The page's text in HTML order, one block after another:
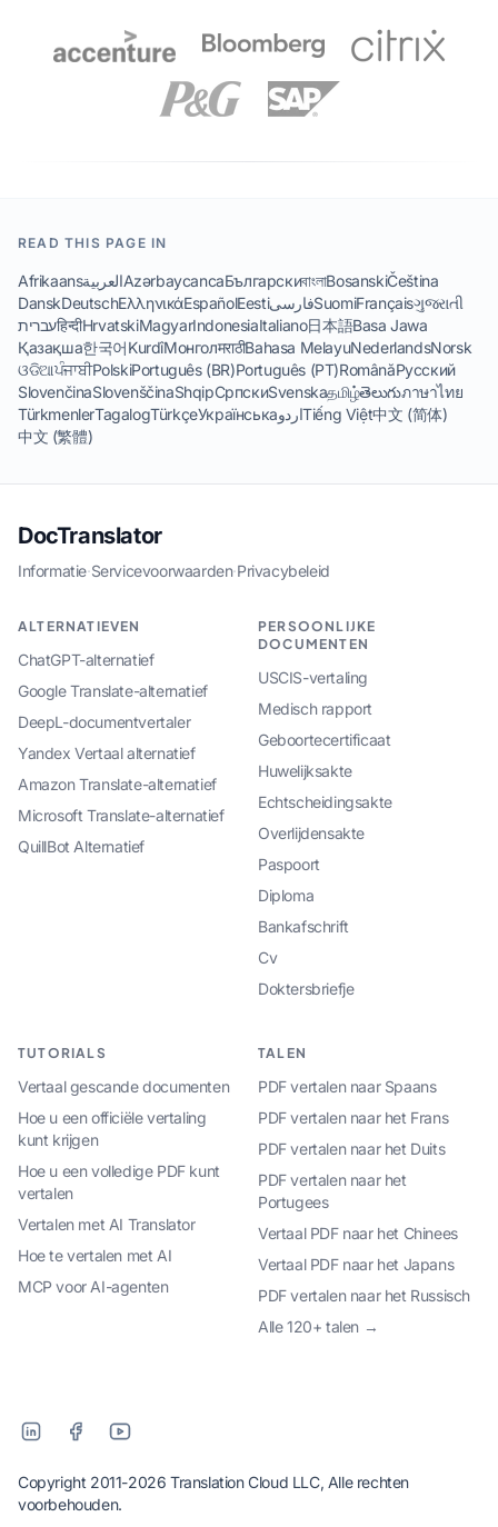
READ THIS PAGE IN
AfrikaansالعربيةAzərbaycancaБългарскиবাংলাBosanskiČeština
DanskDeutschΕλληνικάEspañolEestiفارسیSuomiFrançaisગુજરાતી
עבריתहिन्दीHrvatskiMagyarIndonesiaItaliano日本語Basa Jawa
Қазақша한국어KurdîМонголमराठीBahasa MelayuNederlandsNorsk
ଓଡିଆਪੰਜਾਬੀPolskiPortuguês (BR)Português (PT)RomânăРусский
SlovenčinaSlovenščinaShqipСрпскиSvenskaதமிழ்తెలుగుภาษาไทย
TürkmenlerTagalogTürkçeУкраїнськаاردوTiếng Việt中文 (简体)
中文 (繁體)
DocTranslator
Informatie·Servicevoorwaarden·Privacybeleid
ALTERNATIEVEN
ChatGPT-alternatief
Google Translate-alternatief
DeepL-documentvertaler
Yandex Vertaal alternatief
Amazon Translate-alternatief
Microsoft Translate-alternatief
QuillBot Alternatief
PERSOONLIJKE
DOCUMENTEN
USCIS-vertaling
Medisch rapport
Geboortecertificaat
Huwelijksakte
Echtscheidingsakte
Overlijdensakte
Paspoort
Diploma
Bankafschrift
Cv
Doktersbriefje
TUTORIALS
Vertaal gescande documenten
Hoe u een officiële vertaling
kunt krijgen
Hoe u een volledige PDF kunt
vertalen
Vertalen met AI Translator
Hoe te vertalen met AI
MCP voor AI-agenten
TALEN
PDF vertalen naar Spaans
PDF vertalen naar het Frans
PDF vertalen naar het Duits
PDF vertalen naar het
Portugees
Vertaal PDF naar het Chinees
Vertaal PDF naar het Japans
PDF vertalen naar het Russisch
Alle 120+ talen →
Copyright 2011-2026 Translation Cloud LLC, Alle rechten
voorbehouden.